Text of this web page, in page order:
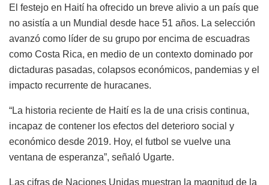
El festejo en Haití ha ofrecido un breve alivio a un país que
no asistía a un Mundial desde hace 51 años. La selección
avanzó como líder de su grupo por encima de escuadras
como Costa Rica, en medio de un contexto dominado por
dictaduras pasadas, colapsos económicos, pandemias y el
impacto recurrente de huracanes.
“La historia reciente de Haití es la de una crisis continua,
incapaz de contener los efectos del deterioro social y
económico desde 2019. Hoy, el futbol se vuelve una
ventana de esperanza”, señaló Ugarte.
Las cifras de Naciones Unidas muestran la magnitud de la